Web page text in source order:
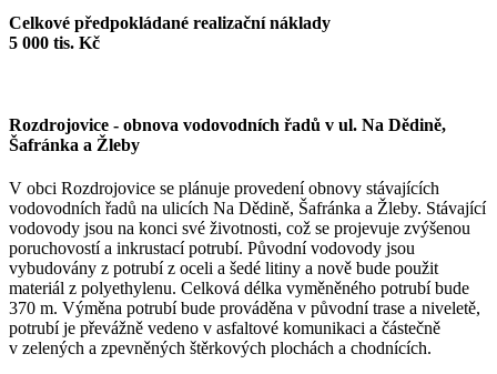
Celkové předpokládané realizační náklady
5 000 tis. Kč
Rozdrojovice - obnova vodovodních řadů v ul. Na Dědině,
Šafránka a Žleby
V obci Rozdrojovice se plánuje provedení obnovy stávajících
vodovodních řadů na ulicích Na Dědině, Šafránka a Žleby. Stávající
vodovody jsou na konci své životnosti, což se projevuje zvýšenou
poruchovostí a inkrustací potrubí. Původní vodovody jsou
vybudovány z potrubí z oceli a šedé litiny a nově bude použit
materiál z polyethylenu. Celková délka vyměněného potrubí bude
370 m. Výměna potrubí bude prováděna v původní trase a niveletě,
potrubí je převážně vedeno v asfaltové komunikaci a částečně
v zelených a zpevněných štěrkových plochách a chodnících.